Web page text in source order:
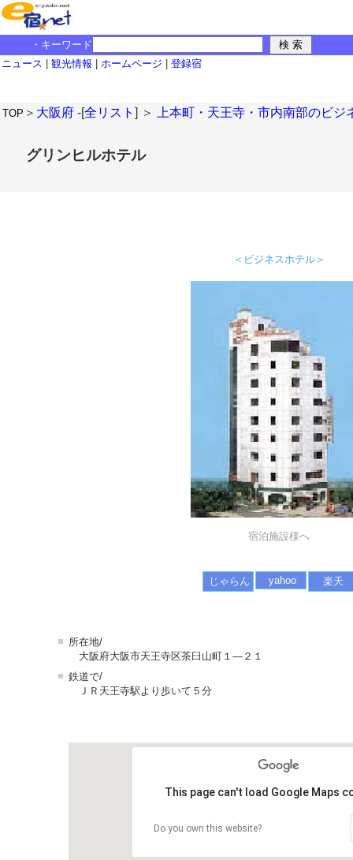
・キーワード
ニュース
観光情報 ホームページ 登録宿
TOP ＞ 大阪府 -[全リスト ] ＞ 上本町・天王寺・市内南部のビジ
グリンヒルホテル
＜ビジネスホテル＞
宿泊施設様へ
じゃらん yahoo 楽天
■ 所在地/
大阪府大阪市天王寺区茶臼山町１―２１
■ 鉄道で/
ＪＲ天王寺駅より歩いて５分
This page can't load Google Maps
Do you own this website?